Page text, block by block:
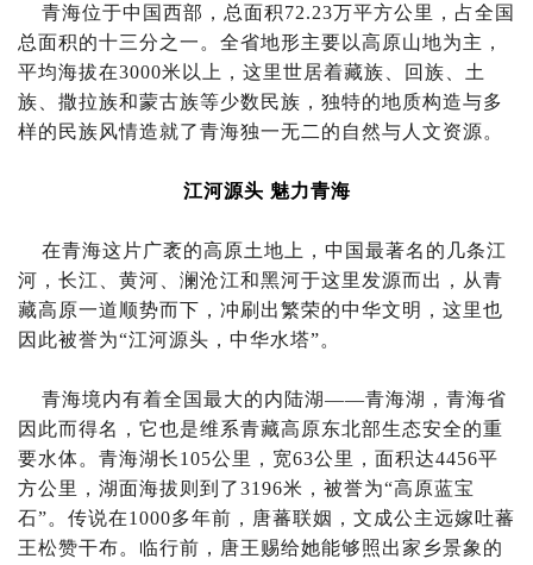
青海位于中国西部，总面积72.23万平方公里，占全国
总面积的十三分之一。全省地形主要以高原山地为主，
平均海拔在3000米以上，这里世居着藏族、回族、土
族、撒拉族和蒙古族等少数民族，独特的地质构造与多
样的民族风情造就了青海独一无二的自然与人文资源。
江河源头 魅力青海
在青海这片广袤的高原土地上，中国最著名的几条江
河，长江、黄河、澜沧江和黑河于这里发源而出，从青
藏高原一道顺势而下，冲刷出繁荣的中华文明，这里也
因此被誉为“江河源头，中华水塔”。
青海境内有着全国最大的内陆湖——青海湖，青海省
因此而得名，它也是维系青藏高原东北部生态安全的重
要水体。青海湖长105公里，宽63公里，面积达4456平
方公里，湖面海拔则到了3196米，被誉为“高原蓝宝
石”。传说在1000多年前，唐蕃联姻，文成公主远嫁吐蕃
王松赞干布。临行前，唐王赐给她能够照出家乡景象的